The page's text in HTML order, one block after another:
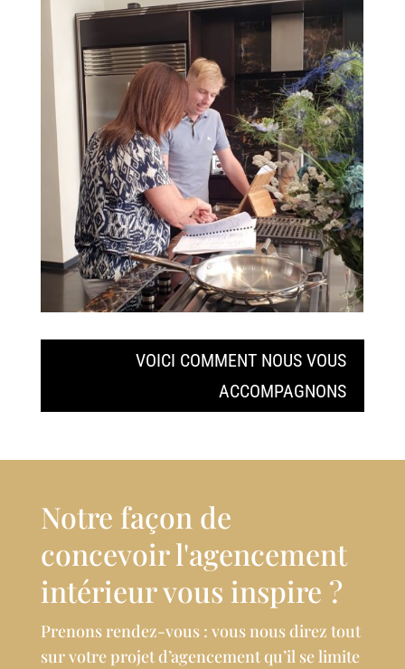
VOICI COMMENT NOUS VOUS
ACCOMPAGNONS
Notre façon de
concevoir l'agencement
intérieur vous inspire ?
Prenons rendez-vous : vous nous direz tout
sur votre projet d’agencement qu’il se limite